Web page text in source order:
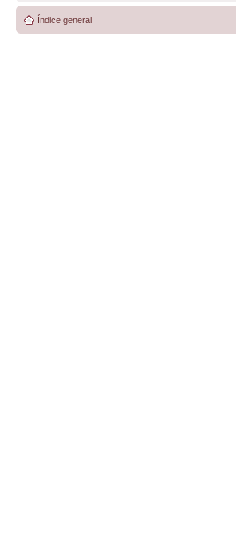
Índice general